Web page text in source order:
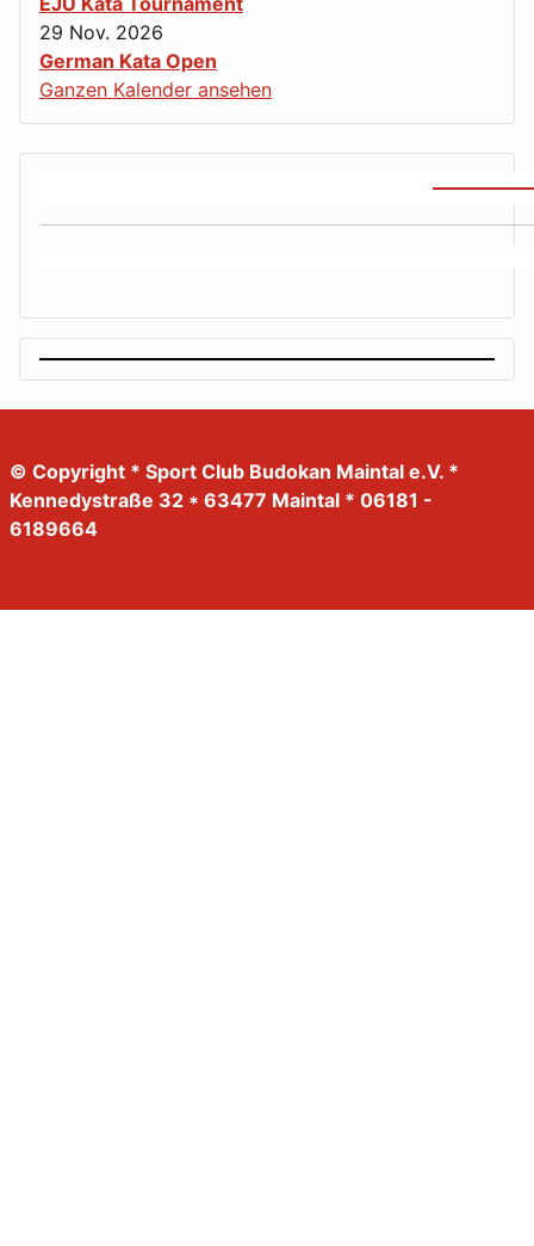
29 Nov. 2026
German Kata Open
Ganzen Kalender ansehen
© Copyright * Sport Club Budokan Maintal e.V. *
Kennedystraße 32 * 63477 Maintal * 06181 -
6189664